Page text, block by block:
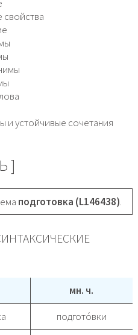
свойства
и устойчивые сочетания
]
подготовка (L146438).
мн. ч.
подгото́вки